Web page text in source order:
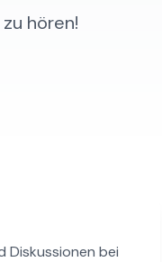
hören!
Diskussionen bei